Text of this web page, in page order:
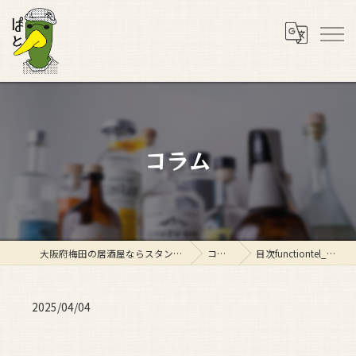
コラム
大阪府梅田の居酒屋ならスタンド ぱと コラム 目次functiontel_con…
2025/04/04